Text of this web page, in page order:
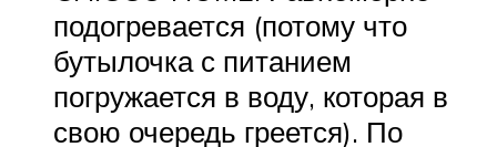
подогревается (потому что
бутылочка с питанием
погружается в воду, которая в
свою очередь греется). По